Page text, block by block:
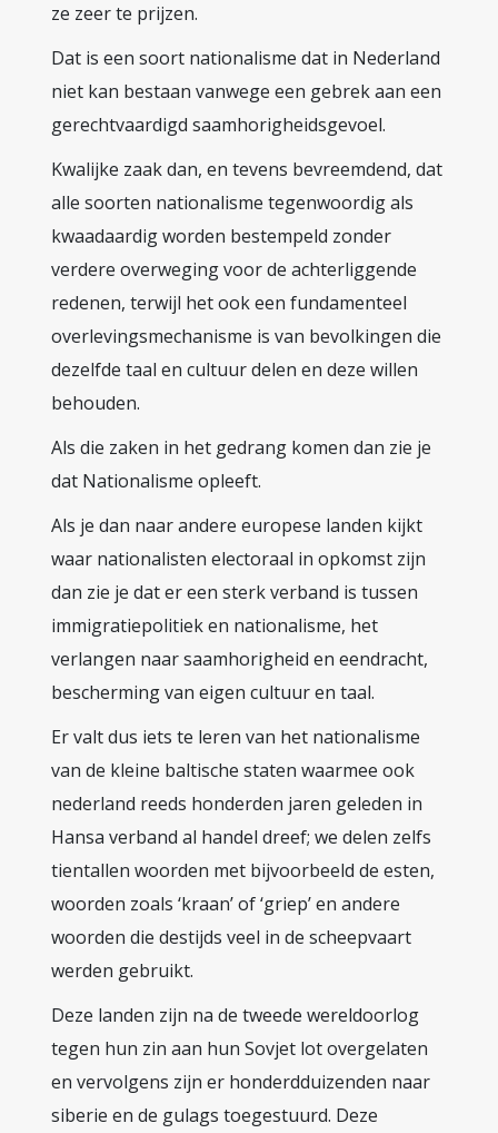
ze zeer te prijzen.
Dat is een soort nationalisme dat in Nederland
niet kan bestaan vanwege een gebrek aan een
gerechtvaardigd saamhorigheidsgevoel.
Kwalijke zaak dan, en tevens bevreemdend, dat
alle soorten nationalisme tegenwoordig als
kwaadaardig worden bestempeld zonder
verdere overweging voor de achterliggende
redenen, terwijl het ook een fundamenteel
overlevingsmechanisme is van bevolkingen die
dezelfde taal en cultuur delen en deze willen
behouden.
Als die zaken in het gedrang komen dan zie je
dat Nationalisme opleeft.
Als je dan naar andere europese landen kijkt
waar nationalisten electoraal in opkomst zijn
dan zie je dat er een sterk verband is tussen
immigratiepolitiek en nationalisme, het
verlangen naar saamhorigheid en eendracht,
bescherming van eigen cultuur en taal.
Er valt dus iets te leren van het nationalisme
van de kleine baltische staten waarmee ook
nederland reeds honderden jaren geleden in
Hansa verband al handel dreef; we delen zelfs
tientallen woorden met bijvoorbeeld de esten,
woorden zoals ‘kraan’ of ‘griep’ en andere
woorden die destijds veel in de scheepvaart
werden gebruikt.
Deze landen zijn na de tweede wereldoorlog
tegen hun zin aan hun Sovjet lot overgelaten
en vervolgens zijn er honderdduizenden naar
siberie en de gulags toegestuurd. Deze